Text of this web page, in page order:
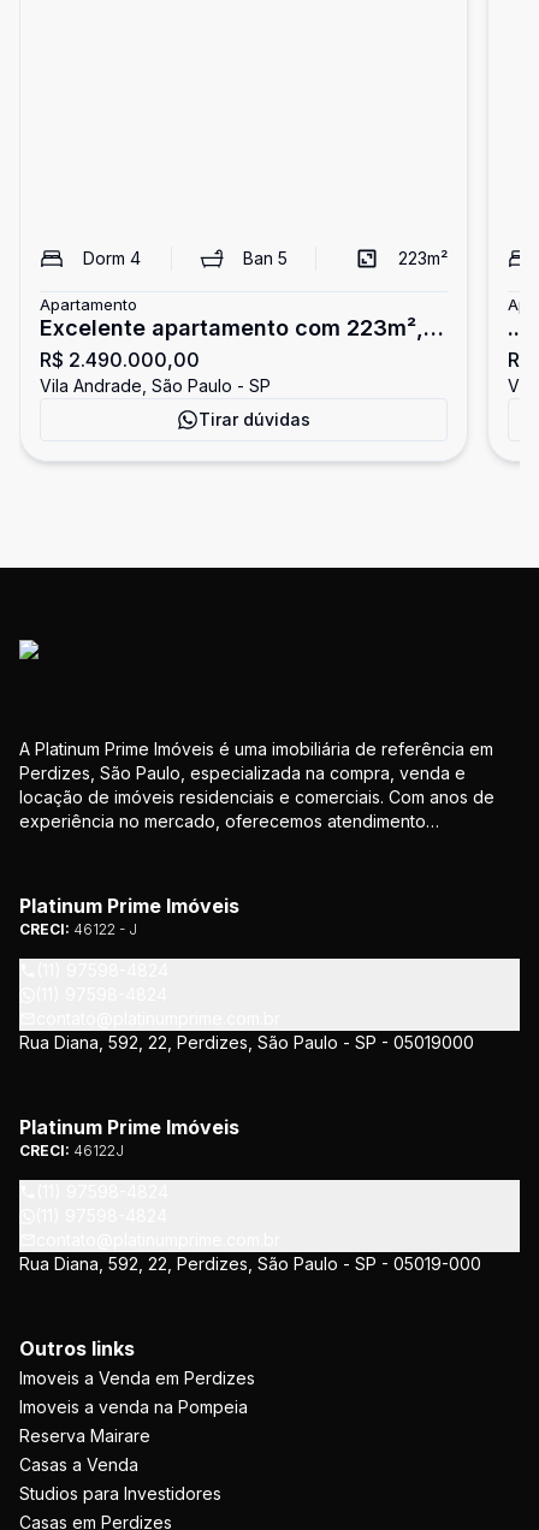
Dorm 4 Ban5 223m²
Apartamento
Excelente apartamento com 223m², 4
suítes e 4 vagas no Condominio
Aguas de Março. Vila Andrade.
R$ 2.490.000,00
Vila Andrade, São Paulo - SP
Tirar dúvidas
...
A Platinum Prime Imóveis é uma imobiliária de referência em
Perdizes, São Paulo, especializada na compra, venda e
locação de imóveis residenciais e comerciais. Com anos de
experiência no mercado, oferecemos atendimento
segurança e confiança em todas as etapas da negociação.
Platinum Prime Imóveis
CRECI: 46122 - J
Rua Diana, 592, 22, Perdizes, São Paulo - SP - 05019000
Platinum Prime Imóveis
CRECI: 46122J
Rua Diana, 592, 22, Perdizes, São Paulo - SP - 05019-000
Outros links
Imoveis a Venda em Perdizes
Imoveis a venda na Pompeia
Reserva Mairare
Casas a Venda
Studios para Investidores
Casas em Perdizes